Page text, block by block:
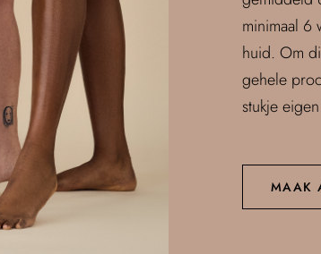
minimaal 6
huid. Om
gehele
stukje
MAAK